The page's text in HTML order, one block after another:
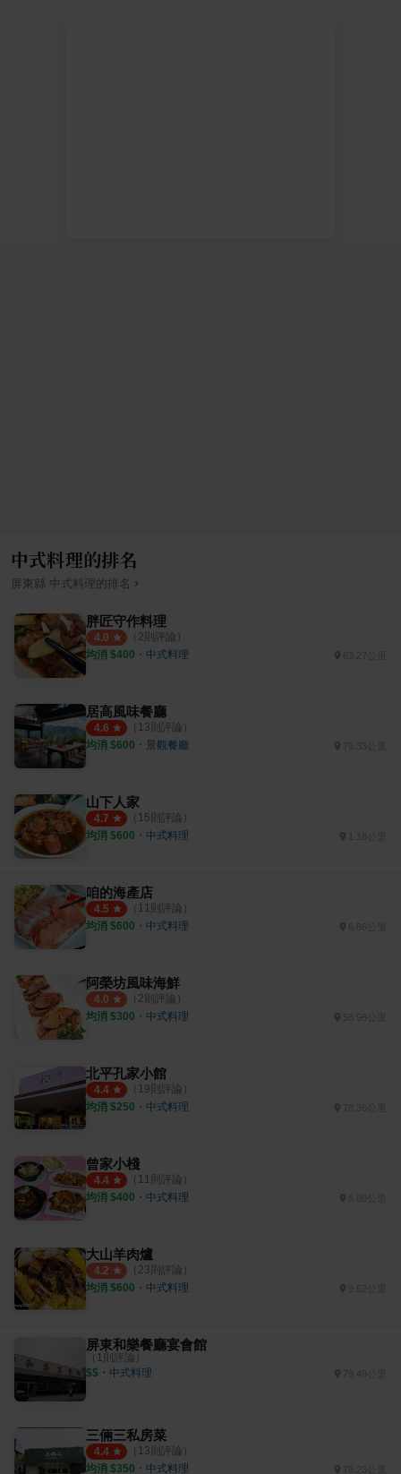
中式料理的排名
屏東縣 中式料理的排名 ›
胖匠守作料理
4.0 （ 2則評論）
均消 $400 ・ 中式料理
居高風味餐廳
4.6 （ 13則評論）
均消 $600 ・ 景觀餐廳
山下人家
4.7 （ 15則評論）
均消 $600 ・ 中式料理
咱的海產店
4.5 （ 11則評論）
均消 $600 ・ 中式料理
阿榮坊風味海鮮
4.0 （ 2則評論）
均消 $300 ・ 中式料理 58.98公里
北平孔家小館
4.4 （ 19則評論）
均消 $250 ・ 中式料理
曾家小棧
4.4 （ 11則評論）
均消 $400 ・ 中式料理 5.09公里
大山羊肉爐
4.2 （ 23則評論）
均消 $600 ・ 中式料理 9.52公里
屏東和樂餐廳宴會館
（ 1則評論）
$$ ・ 中式料理 79.49公里
三倆三私房菜
4.4 （ 13則評論）
均消 $350 ・ 中式料理